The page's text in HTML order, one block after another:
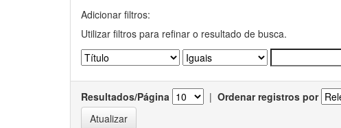
Adicionar filtros:
Utilizar filtros para refinar o resultado de busca.
Resultados/Página | Ordenar registros por